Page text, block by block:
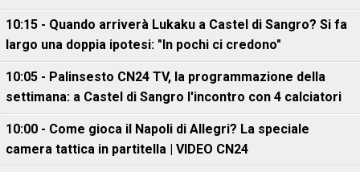
10:15 - Quando arriverà Lukaku a Castel di Sangro? Si fa
largo una doppia ipotesi: "In pochi ci credono"
10:05 - Palinsesto CN24 TV, la programmazione della
settimana: a Castel di Sangro l'incontro con 4 calciatori
10:00 - Come gioca il Napoli di Allegri? La speciale
camera tattica in partitella | VIDEO CN24